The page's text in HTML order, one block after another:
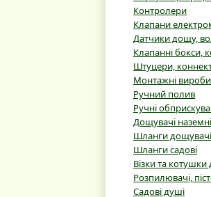
Контролери
Клапани
Датчики дощу,
Клапанні бокси,
Штуцери,
Монтажні
Ручний полив
Ручні
Дощувачі наземні
Шланги дощувачі
Шланги садові
Візки та
Розпилювачі,
Садові душі